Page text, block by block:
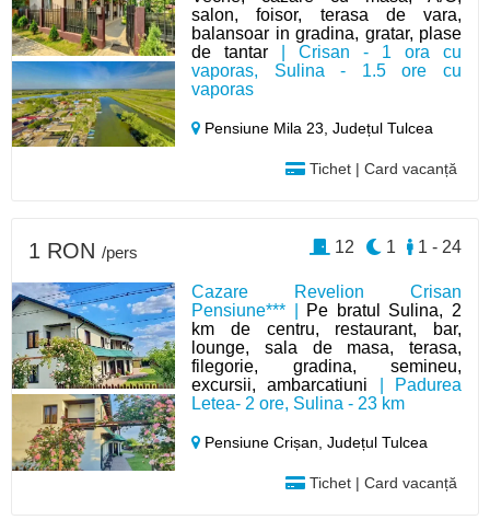
salon, foisor, terasa de vara,
balansoar in gradina, gratar, plase
de tantar | Crisan - 1 ora cu
vaporas, Sulina - 1.5 ore cu
vaporas
Pensiune Mila 23,Județul Tulcea
Tichet | Card vacanță
Cazare Revelion Crisan
Pensiune*** |
Pe bratul Sulina, 2
km de centru, restaurant, bar,
lounge, sala de masa, terasa,
filegorie, gradina, semineu,
excursii, ambarcatiuni | Padurea
Letea- 2 ore, Sulina - 23 km
Pensiune Crișan,Județul Tulcea
Tichet | Card vacanță
1 RON /pers 1 - 24
1
12